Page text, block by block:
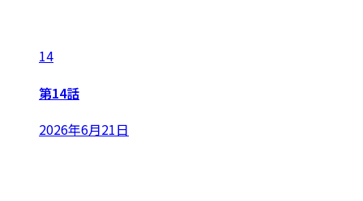
14
第14話
2026年6月21日